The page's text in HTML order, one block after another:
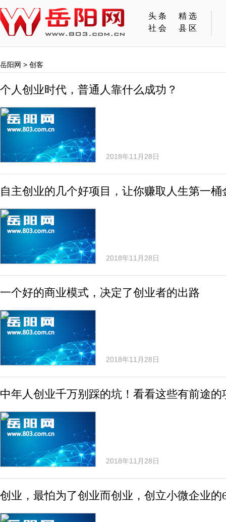
头条
精选
社会
县区
岳阳网 > 创客
个人创业时代，普通人靠什么成功？
2018年11月28日
自主创业的几个好项目，让你赚取人生第一桶
2018年11月28日
一个好的商业模式，决定了创业者的出路
2018年11月28日
中年人创业千万别踩的坑！看看这些有前途
2018年11月28日
创业，最怕为了创业而创业，创立小微企业的